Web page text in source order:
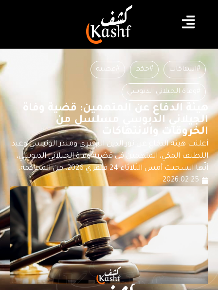
#انتهاكات #حكم #قضية
#وفاة الجيلاني الدبوسي
هيئة الدفاع عن المتهمين: قضية وفاة
الجيلاني الدبوسي مسلسل من
الخروقات والانتهاكات
أعلنت هيئة الدفاع عن نور الدين البحيري ومنذر الونيسي وعبد
اللطيف المكي، المتهمين في قضية وفاة الجيلاني الدبوسي،
أنّها انسحبت أمس الثلاثاء 24 فيفري 2026، من المحاكمة.
2026.02.25